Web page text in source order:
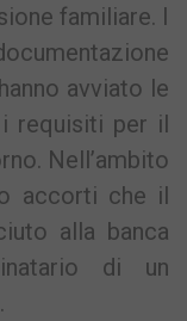
familiare. I
avviato le
requisiti per il
Nell’ambito
accorti che il
alla banca
di un